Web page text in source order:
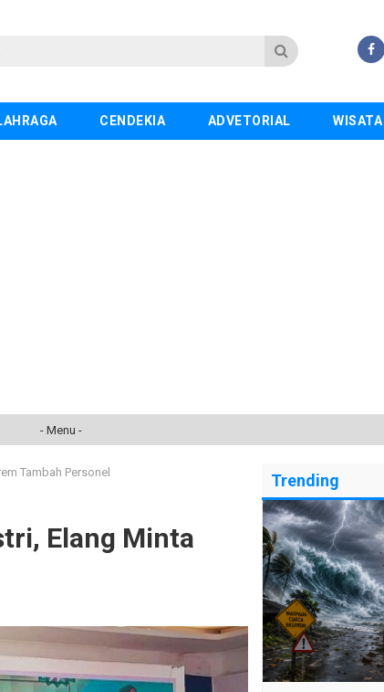
CENDEKIA ADVETORIAL WISATA
- Menu -
Tambah Personel
Elang Minta
Trending